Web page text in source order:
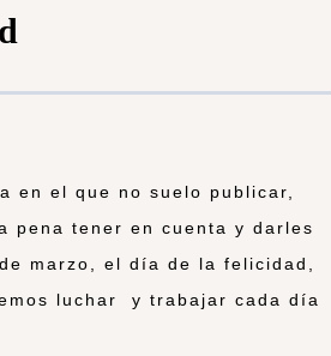
en el que no suelo publicar,
pena tener en cuenta y darles
marzo, el día de la felicidad,
luchar y trabajar cada día